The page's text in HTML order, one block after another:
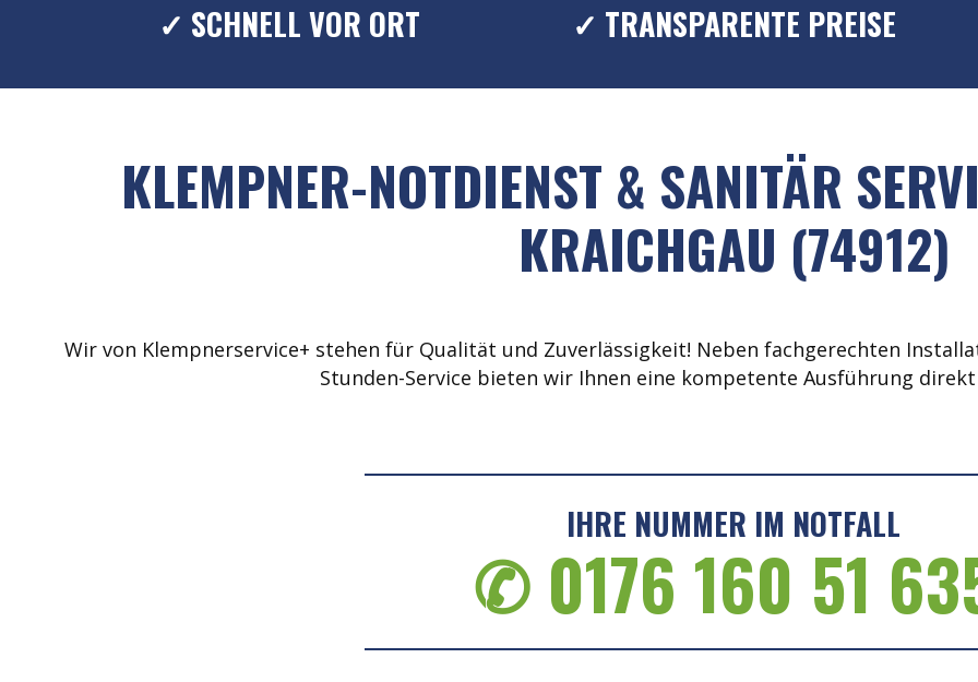
✓ SCHNELL VOR ORT ✓ TRANSPARENTE PREISE
KLEMPNER-NOTDIENST & SANITÄR
KRAICHGAU (74912)
Wir von Klempnerservice+ stehen für Qualität und Zuverlässigkeit! Neben fachgerechten
Stunden-Service bieten wir Ihnen eine kompetente Ausführung
IHRE NUMMER IM NOTFALL
✆ 0176 160 51